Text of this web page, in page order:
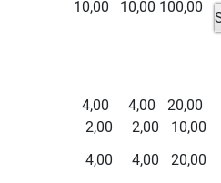
10,00 10,00 100,00
4,00 4,00
20,00
2,00 2,00
10,00
4,00 4,00
20,00